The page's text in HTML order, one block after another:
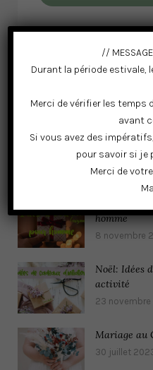
REJOINS LA
DERNIERS
homme
8 novembre
Noël: Idées
activité
23
Mariage au
30 juillet
//
Durant la période estivale,
Merci de vérifier les temps
avant
Si vous avez des
pour savoir si je
Merci de